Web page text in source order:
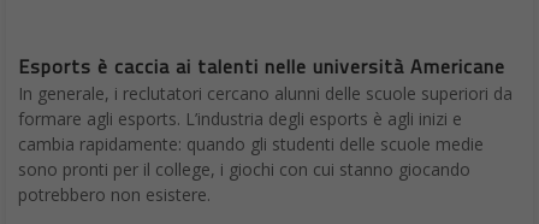
Esports è caccia ai talenti nelle università Americane
In generale, i reclutatori cercano alunni delle scuole superiori da
formare agli esports. L’industria degli esports è agli inizi e
cambia rapidamente: quando gli studenti delle scuole medie
sono pronti per il college, i giochi con cui stanno giocando
potrebbero non esistere.